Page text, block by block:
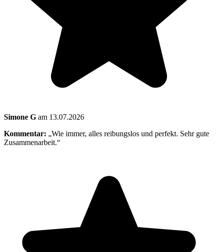
Simone G am 13.07.2026
Kommentar: „Wie immer, alles reibungslos und perfekt. Sehr gute
Zusammenarbeit.“